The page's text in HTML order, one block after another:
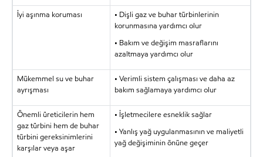
İyi aşınma koruması
• Dişli gaz ve buhar türbinlerinin
korunmasına yardımcı olur
• Bakım ve değişim masraflarını
azaltmaya yardımcı olur
Mükemmel su ve buhar
ayrışması
• Verimli sistem çalışması ve daha az
bakım sağlamaya yardımcı olur
Önemli üreticilerin hem
gaz türbini hem de buhar
türbini gereksinimlerini
karşılar veya aşar
• İşletmecilere esneklik sağlar
• Yanlış yağ uygulanmasının ve maliyetli
yağ değişiminin önüne geçer